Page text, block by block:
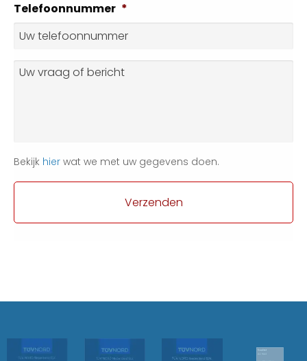
Telefoonnummer *
Vraag
of
Bekijk hier wat we met uw gegevens doen.